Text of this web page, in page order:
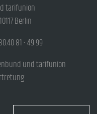
tarifunion
Berlin
81 - 49 99
und tarifunion